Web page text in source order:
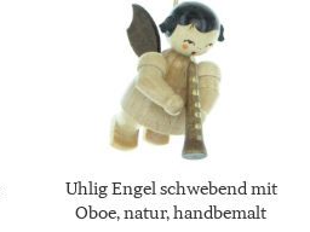
Uhlig Engel schwebend mit
Oboe, natur, handbemalt